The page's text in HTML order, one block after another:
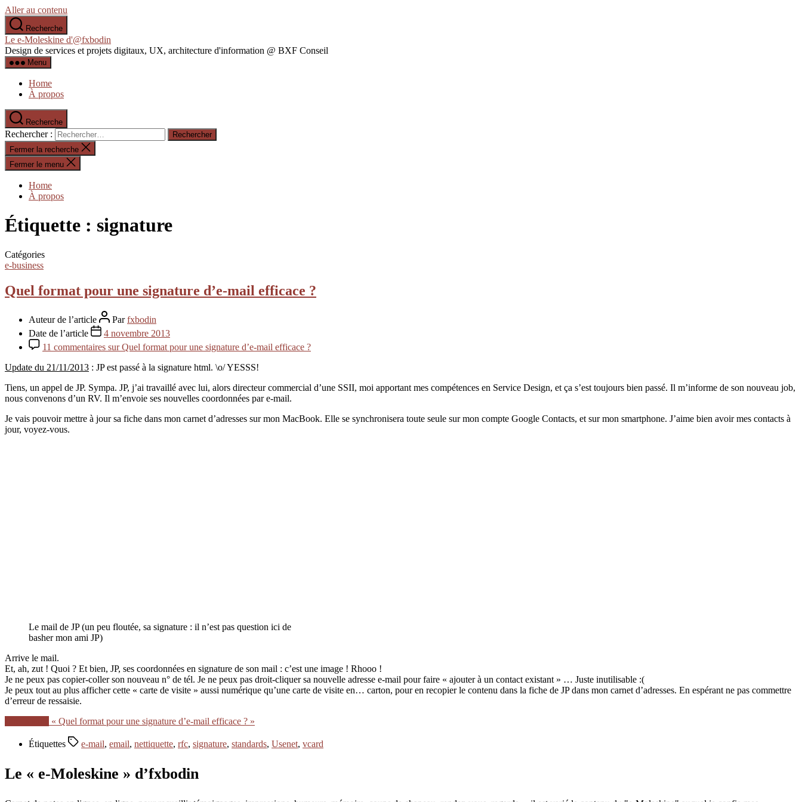
Aller au contenu
Recherche
Le e-Moleskine d'@fxbodin
Design de services et projets digitaux, UX, architecture d'information @ BXF Conseil
Menu
Home
À propos
Recherche
Rechercher :
Fermer la recherche
Fermer le menu
Home
À propos
Étiquette : signature
Catégories
e-business
Quel format pour une signature d’e-mail efficace ?
Auteur de l’article Parfxbodin
Date de l’article
4 novembre 2013
11 commentaires sur Quel format pour une signature d’e-mail efficace ?
Update du 21/11/2013 : JP est passé à la signature html. \o/ YESSS!
Tiens, un appel de JP. Sympa. JP, j’ai travaillé avec lui, alors directeur commercial d’une SSII, moi apportant mes compétences en Service Design, et ça s’est toujours bien passé. Il m’informe de son nouveau job,
nous convenons d’un RV. Il m’envoie ses nouvelles coordonnées par e-mail.
Je vais pouvoir mettre à jour sa fiche dans mon carnet d’adresses sur mon MacBook. Elle se synchronisera toute seule sur mon compte Google Contacts, et sur mon smartphone. J’aime bien avoir mes contacts à
jour, voyez-vous.
Le mail de JP (un peu floutée, sa signature : il n’est pas question ici de
basher mon ami JP)
Arrive le mail.
Et, ah, zut ! Quoi ? Et bien, JP, ses coordonnées en signature de son mail : c’est une image ! Rhooo !
Je ne peux pas copier-coller son nouveau n° de tél. Je ne peux pas droit-cliquer sa nouvelle adresse e-mail pour faire « ajouter à un contact existant » … Juste inutilisable :(
Je peux tout au plus afficher cette « carte de visite » aussi numérique qu’une carte de visite en… carton, pour en recopier le contenu dans la fiche de JP dans mon carnet d’adresses. En espérant ne pas commettre
d’erreur de ressaisie.
« Quel format pour une signature d’e-mail efficace ? »
Étiquettes e-mail, email, nettiquette, rfc, signature, standards, Usenet, vcard
Le « e-Moleskine » d’fxbodin